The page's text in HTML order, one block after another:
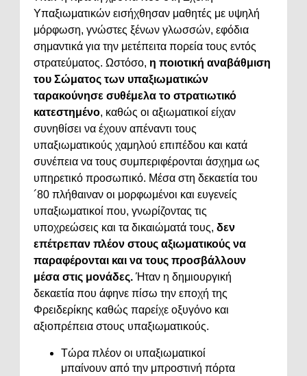
Υπαξιωματικών εισήχθησαν μαθητές με υψηλή
μόρφωση, γνώστες ξένων γλωσσών, εφόδια
σημαντικά για την μετέπειτα πορεία τους εντός
στρατεύματος. Ωστόσο, η ποιοτική αναβάθμιση
του Σώματος των υπαξιωματικών
ταρακούνησε συθέμελα το στρατιωτικό
κατεστημένο, καθώς οι αξιωματικοί είχαν
συνηθίσει να έχουν απέναντι τους
υπαξιωματικούς χαμηλού επιπέδου και κατά
συνέπεια να τους συμπεριφέρονται άσχημα ως
υπηρετικό προσωπικό. Μέσα στη δεκαετία του
´80 πλήθαιναν οι μορφωμένοι και ευγενείς
υπαξιωματικοί που, γνωρίζοντας τις
υποχρεώσεις και τα δικαιώματά τους, δεν
επέτρεπαν πλέον στους αξιωματικούς να
παραφέρονται και να τους προσβάλλουν
μέσα στις μονάδες. Ήταν η δημιουργική
δεκαετία που άφηνε πίσω την εποχή της
Φρειδερίκης καθώς παρείχε οξυγόνο και
αξιοπρέπεια στους υπαξιωματικούς.
Τώρα πλέον οι υπαξιωματικοί
μπαίνουν από την μπροστινή πόρτα